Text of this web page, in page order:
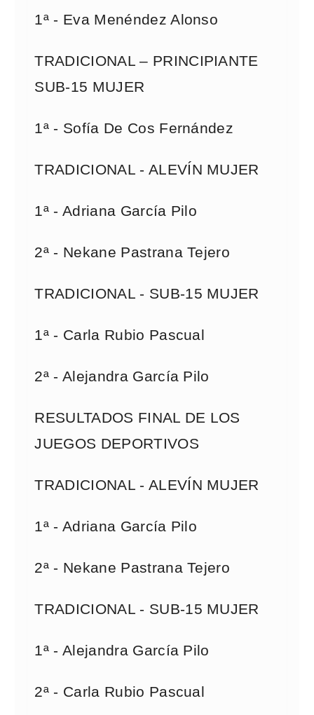
1ª - Eva Menéndez Alonso
TRADICIONAL – PRINCIPIANTE
SUB-15 MUJER
1ª - Sofía De Cos Fernández
TRADICIONAL - ALEVÍN MUJER
1ª - Adriana García Pilo
2ª - Nekane Pastrana Tejero
TRADICIONAL - SUB-15 MUJER
1ª - Carla Rubio Pascual
2ª - Alejandra García Pilo
RESULTADOS FINAL DE LOS
JUEGOS DEPORTIVOS
TRADICIONAL - ALEVÍN MUJER
1ª - Adriana García Pilo
2ª - Nekane Pastrana Tejero
TRADICIONAL - SUB-15 MUJER
1ª - Alejandra García Pilo
2ª - Carla Rubio Pascual